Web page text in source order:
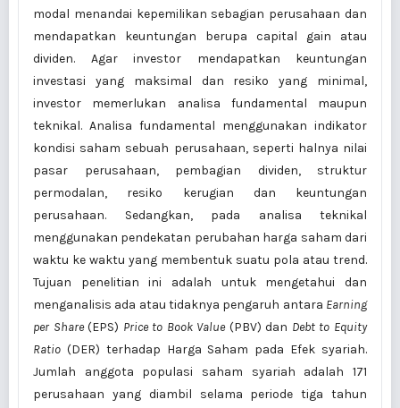
modal menandai kepemilikan sebagian perusahaan dan
mendapatkan keuntungan berupa capital gain atau
dividen. Agar investor mendapatkan keuntungan
investasi yang maksimal dan resiko yang minimal,
investor memerlukan analisa fundamental maupun
teknikal. Analisa fundamental menggunakan indikator
kondisi saham sebuah perusahaan, seperti halnya nilai
pasar perusahaan, pembagian dividen, struktur
permodalan, resiko kerugian dan keuntungan
perusahaan. Sedangkan, pada analisa teknikal
menggunakan pendekatan perubahan harga saham dari
waktu ke waktu yang membentuk suatu pola atau trend.
Tujuan penelitian ini adalah untuk mengetahui dan
menganalisis ada atau tidaknya pengaruh antara Earning
per Share(EPS) Price to Book Value(PBV) dan Debt to Equity
Ratio (DER) terhadap Harga Saham pada Efek syariah.
Jumlah anggota populasi saham syariah adalah 171
perusahaan yang diambil selama periode tiga tahun